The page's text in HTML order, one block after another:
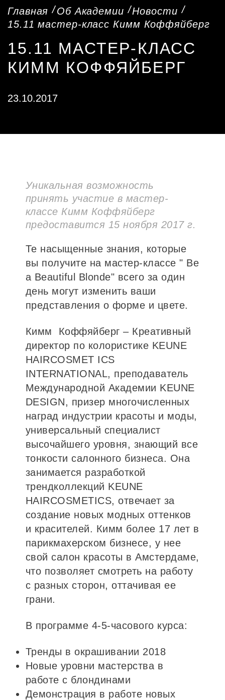
Главная Об Академии
Новости
15.11 мастер-класс Кимм Коффяйберг
15.11 МАСТЕР-КЛАСС
КИММ КОФФЯЙБЕРГ
23.10.2017
Уникальная возможность
принять участие в мастер-
классе Кимм Коффяйберг
предоставится 15 ноября 2017 г.
Те насыщенные знания, которые
вы получите на мастер-классе " Be
a Beautiful Blonde" всего за один
день могут изменить ваши
представления о форме и цвете.
Кимм Коффяйберг – Креативный
директор по колористике KEUNE
HAIRCOSMET ICS
INTERNATIONAL, преподаватель
Международной Академии KEUNE
DESIGN, призер многочисленных
наград индустрии красоты и моды,
универсальный специалист
высочайшего уровня, знающий все
тонкости салонного бизнеса. Она
занимается разработкой
трендколлекций KEUNE
HAIRCOSMETICS, отвечает за
создание новых модных оттенков
и красителей. Кимм более 17 лет в
парикмахерском бизнесе, у нее
свой салон красоты в Амстердаме,
что позволяет смотреть на работу
с разных сторон, оттачивая ее
грани.
В программе 4-5-часового курса:
Тренды в окрашивании 2018
Новые уровни мастерства в
работе с блондинами
Демонстрация в работе новых